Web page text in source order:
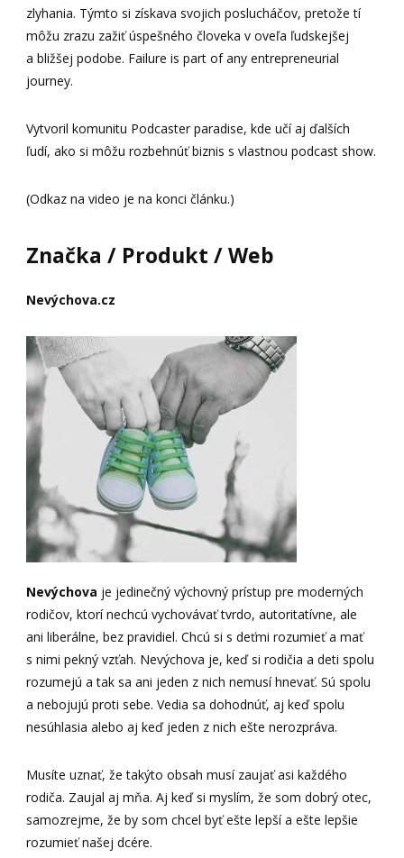
zlyhania. Týmto si získava svojich poslucháčov, pretože tí
môžu zrazu zažiť úspešného človeka v oveľa ľudskejšej
a bližšej podobe. Failure is part of any entrepreneurial
journey.
Vytvoril komunitu Podcaster paradise, kde učí aj ďalších
ľudí, ako si môžu rozbehnúť biznis s vlastnou podcast show.
(Odkaz na video je na konci článku.)
Značka / Produkt / Web
Nevýchova.cz
Nevýchova je jedinečný výchovný prístup pre moderných
rodičov, ktorí nechcú vychovávať tvrdo, autoritatívne, ale
ani liberálne, bez pravidiel. Chcú si s deťmi rozumieť a mať
s nimi pekný vzťah. Nevýchova je, keď si rodičia a deti spolu
rozumejú a tak sa ani jeden z nich nemusí hnevať. Sú spolu
a nebojujú proti sebe. Vedia sa dohodnúť, aj keď spolu
nesúhlasia alebo aj keď jeden z nich ešte nerozpráva.
Musíte uznať, že takýto obsah musí zaujať asi každého
rodiča. Zaujal aj mňa. Aj keď si myslím, že som dobrý otec,
samozrejme, že by som chcel byť ešte lepší a ešte lepšie
rozumieť našej dcére.